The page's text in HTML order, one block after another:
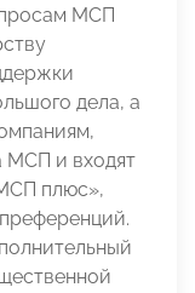
МСП
дела, а
МСП и входят
плюс»,